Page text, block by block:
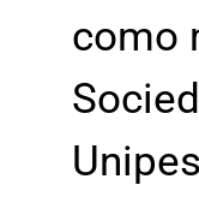
como